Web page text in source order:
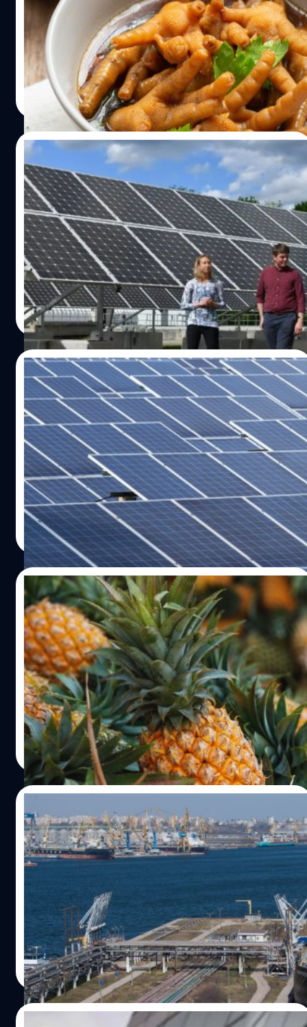
‘ตีนไก่’ เป็นหนึ่งในอาหารที่ชาวจีนชื่นชอบเป็นอย่างมากและ
นำมาทำอาหารได้หลากหลายเมนู ไม่ว่าจะเป็นตีนไก่ต้มพะโล้
ตีนไก่ซอสเผ็ด และตีนไก่ดองพริก
วาณิชชา สายเสมา| 1165 days ago
Read More
27/05/2023
ความมั่นคงทางพลังงาน : สิ่งที่รัฐบาลสหรัฐฯ
แสวงหา และความเสี่ยงของส่งออกไทย
สหรัฐฯ นับเป็นตลาดส่งออกโซลาร์เซลล์อันดับ 1 ของไทย โดย
ครองสัดส่วนการส่งออกมากกว่าครึ่งหนึ่ง แต่ตลาดที่สำคัญนี้
กำลังเผชิญกับความท้าทายที่น่ากังวล
วาณิชชา สายเสมา | 1168 days ago
Read More
23/05/2023
ปธน.ไบเดน ใช้สิทธิวีโต้ งดภาษีนำเข้าแผงโซ
ลาร์จาก 4 ประเทศในอาเซียนนาน 2 ปี
ประธานาธิบดีโจ ไบเดน ผู้นำของสหรัฐฯ ได้ใช้สิทธิวีโต้ เพื่อ
ยกเว้นภาษีสำหรับแผงโซลาร์ที่นำเข้าจาก 4 ประเทศใน
อาเซียน คือ มาเลเซีย กัมพูชา เวียดนาม และไทย
วาณิชชา สายเสมา| 1172 days ago
Read More
12/04/2023
รัฐบาลเดินหน้าแผนพัฒนาสับปะรด ดันไทยเป็น
ศูนย์กลางผลิต – เพิ่มรายได้เกษตรกร
รัฐบาลเดินหน้าแผนพัฒนาสับปะรด ดันไทยเป็นศูนย์กลาง
ผลิต - แปรรูปสับปะรดครบวงจร ตั้งเป้าเพิ่มรายได้ของ
เกษตรกรผู้ปลูกสับปะรดร้อยละ 5 ต่อปี
วาณิชชา สายเสมา| 1213 days ago
Read More
รายได้น้ำมันดิบของรัสเซียพุ่งกระฉูด หลังภาษี
ส่งออกลดลง
ทะเลพุ่งขึ้นสู่ระดับสูงสุดในรอบ 6 สัปดาห์ สาเหตุเป็นเพราะ
ส่วนลดก้อนโตที่รัสเซียเสนอให้ผู้ซื้อชาวเอเชียที่ไม่สามารถรับ
น้ำมันจากยุโรปมาใช้ได้ ทำให้ภาษีส่งออกลดลง
สรวิชญ์ พระสุจริตวงศ์| 1522 days ago
Read More